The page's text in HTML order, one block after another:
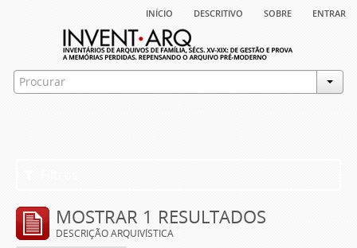
início descritivo sobre entrar
MOSTRAR 1 RESULTADOS
DESCRIÇÃO ARQUIVÍSTICA